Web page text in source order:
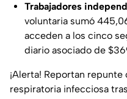
Trabajadores
voluntaria sumó
acceden a los cinco
diario asociado de
¡Alerta! Reportan
respiratoria infecciosa